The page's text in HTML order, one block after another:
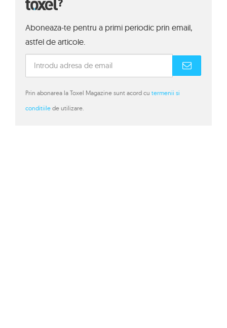
?
Aboneaza-te pentru a primi periodic prin email,
astfel de articole.
Prin abonarea la Toxel Magazine sunt acord cu termenii si
conditiile de utilizare.